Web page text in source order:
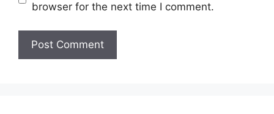
browser for the next time I comment.